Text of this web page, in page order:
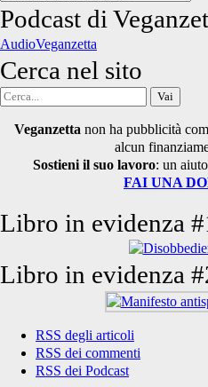
degli
articoli
Podcast di
AudioVeganzetta
Cerca nel sito
Cerca
Veganzetta non ha pubblicità
alcun
Sostieni il suo lavoro: un
FAI UNA
Libro in evidenza
Libro in evidenza
RSS degli articoli
RSS dei commenti
RSS dei Podcast